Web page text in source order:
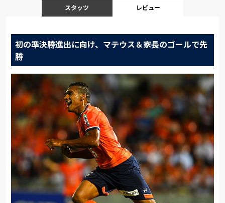
スタッツ レビュー
初の準決勝進出に向け、マテウス＆家長のゴールで先
勝